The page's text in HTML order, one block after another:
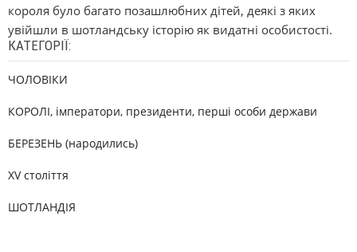
короля було багато позашлюбних дітей, деякі з яких
увійшли в шотландську історію як видатні особистості.
КАТЕГОРІЇ:
ЧОЛОВІКИ
КОРОЛІ, імператори, президенти, перші особи держави
БЕРЕЗЕНЬ (народились)
XV століття
ШОТЛАНДІЯ